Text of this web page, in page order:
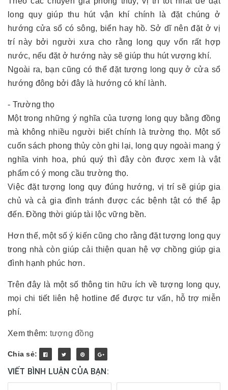
long quy giúp thu hút vận khí chính là đặt chúng ở
hướng cửa sổ có sông, biển hay hồ. Sở dĩ nên đặt ở vị
trí này bởi người xưa cho rằng long quy vốn rất hợp
nước, nếu đặt ở hướng này sẽ giúp thu hút vượng khí.
Ngoài ra, bạn cũng có thể đặt tượng long quy ở cửa sổ
hướng đông bởi đây là hướng có khí lành.
- Trường thọ
Một trong những ý nghĩa của tượng long quy bằng đồng
mà không nhiều người biết chính là trường thọ. Một số
cuốn sách phong thủy còn ghi lại, long quy ngoài mang ý
nghĩa vinh hoa, phú quý thì đây còn được xem là vật
phẩm có ý mong cầu trường thọ.
Việc đặt tượng long quy đúng hướng, vị trí sẽ giúp gia
chủ và cả gia đình tránh được các bệnh tật có thể ập
đến. Đồng thời giúp tài lộc vững bền.
Hơn thế, một số ý kiến cũng cho rằng đặt tượng long quy
trong nhà còn giúp cải thiện quan hệ vợ chồng giúp gia
đình hạnh phúc hơn.
Trên đây là một số thông tin hữu ích về tượng long quy,
mọi chi tiết liên hệ hotline để được tư vấn, hỗ trợ miễn
phí.
Xem thêm: tượng đồng
Chia sẻ:
VIẾT BÌNH LUẬN CỦA BẠN: